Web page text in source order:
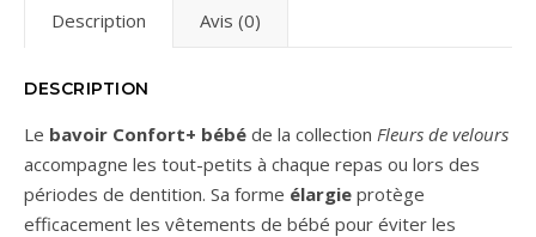
Description Avis (0)
DESCRIPTION
Le bavoir Confort+ bébé de la collection Fleurs de velours
accompagne les tout-petits à chaque repas ou lors des
périodes de dentition. Sa forme élargie protège
efficacement les vêtements de bébé pour éviter les